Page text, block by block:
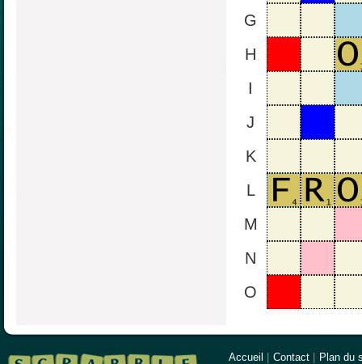
G
H
I
J
K
L
M
N
O
Accueil Contact Plan du